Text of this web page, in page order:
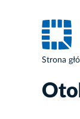
Strona